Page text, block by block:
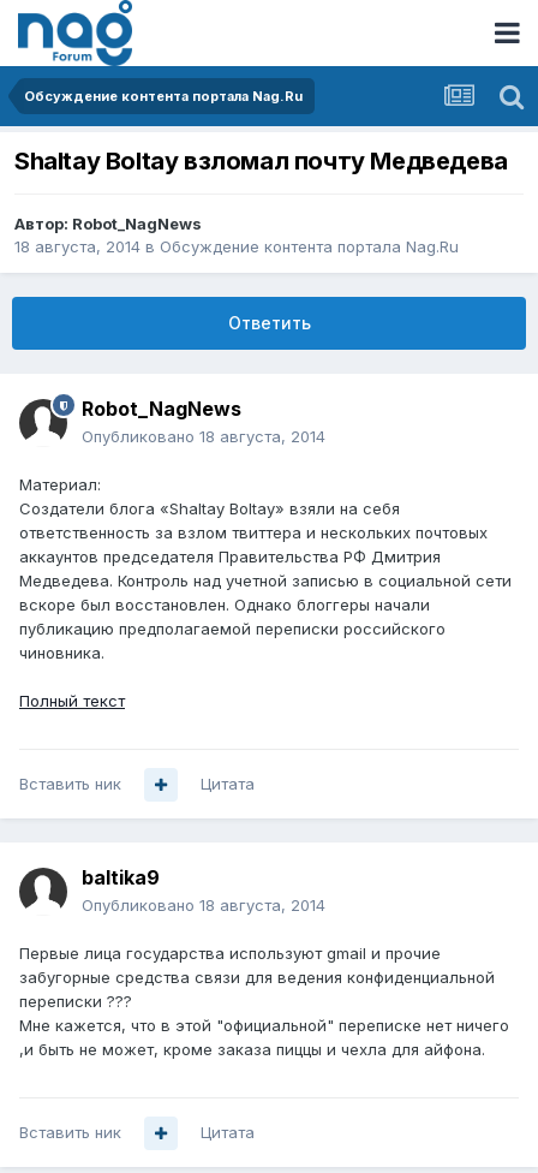
Обсуждение контента портала Nag.Ru
Shaltay Boltay взломал почту Медведева
Автор: Robot_NagNews
18 августа, 2014 в Обсуждение контента портала Nag.Ru
Ответить
Robot_NagNews
Опубликовано 18 августа, 2014
Материал:
Создатели блога «Shaltay Boltay» взяли на себя
ответственность за взлом твиттера и нескольких почтовых
аккаунтов председателя Правительства РФ Дмитрия
Медведева. Контроль над учетной записью в социальной сети
вскоре был восстановлен. Однако блоггеры начали
публикацию предполагаемой переписки российского
чиновника.
Полный текст
Вставить ник Цитата
baltika9
Опубликовано 18 августа, 2014
Первые лица государства используют gmail и прочие
забугорные средства связи для ведения конфиденциальной
переписки ???
Мне кажется, что в этой "официальной" переписке нет ничего
,и быть не может, кроме заказа пиццы и чехла для айфона.
Вставить ник Цитата